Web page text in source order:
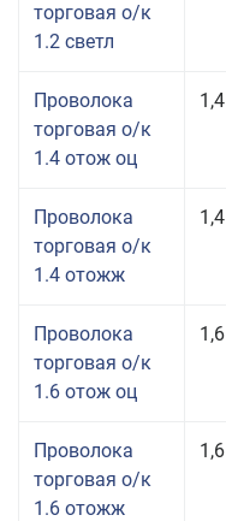
торговая о/к
1.2 светл
Проволока
торговая о/к
1.4 отож оц
1,4
Проволока
торговая о/к
1.4 отожж
1,4
Проволока
торговая о/к
1.6 отож оц
1,6
Проволока
торговая о/к
1.6 отожж
1,6